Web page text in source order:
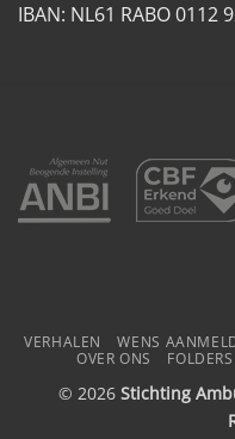
IBAN: NL61 RABO 0112
VERHALEN WENS
OVER ONS
© 2026 Stichting